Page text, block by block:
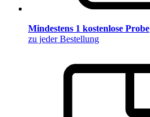
Mindestens 1 kostenlose Probe
zu jeder Bestellung